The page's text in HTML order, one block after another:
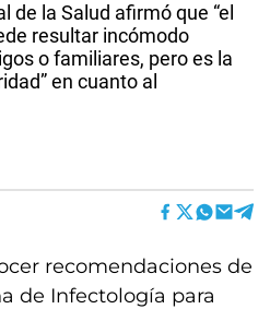
de la Salud afirmó que “el
resultar incómodo
o familiares, pero es la
en cuanto al
recomendaciones de
de Infectología para